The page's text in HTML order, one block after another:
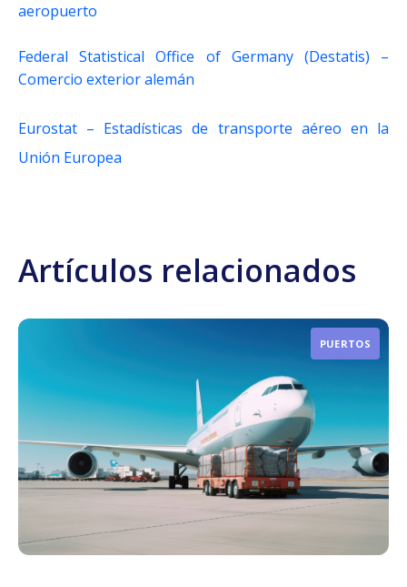
aeropuerto
Federal Statistical Office of Germany (Destatis) –
Comercio exterior alemán
Eurostat – Estadísticas de transporte aéreo en la
Unión Europea
Artículos relacionados
PUERTOS